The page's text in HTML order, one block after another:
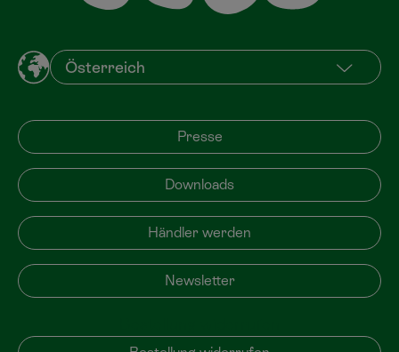
Presse
Downloads
Händler werden
Newsletter